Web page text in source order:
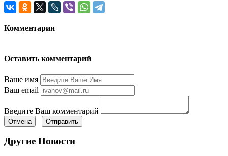
Комментарии
Оставить комментарий
Ваше имя
Ваш email
Введите Ваш комментарий
Отмена Отправить
Другие Новости